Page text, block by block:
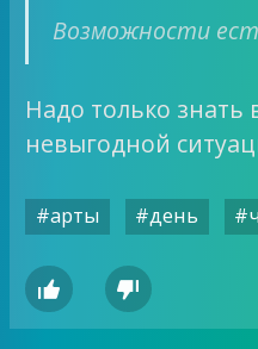
Возможности
Надо только
невыгодной
#арты #день
 